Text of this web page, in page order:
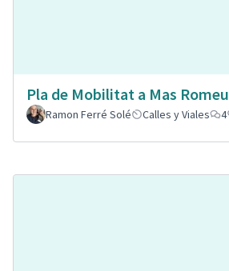
Pla de Mobilitat a Mas Romeu
Ramon Ferré Solé
Calles y Viales 4